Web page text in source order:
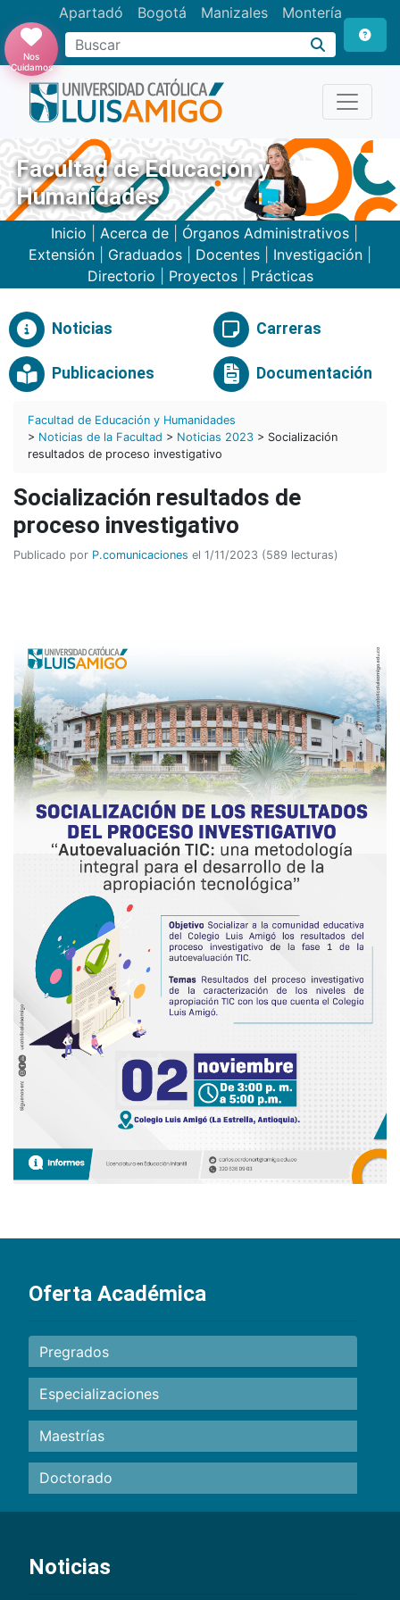
Apartadó Bogotá Manizales Montería
Buscar
Nos
Cuidamos
Facultad de Educación y
Humanidades
Inicio Acerca de Órganos Administrativos
Extensión
Graduados Docentes Investigación
Directorio
Proyectos| Prácticas
Noticias Carreras
Publicaciones Documentación
Facultad de Educación y Humanidades
> Noticias de la Facultad > Noticias 2023 > Socialización
resultados de proceso investigativo
Socialización resultados de
proceso investigativo
Publicado por P.comunicaciones el 1/11/2023 (589 lecturas)
Oferta Académica
Pregrados
Especializaciones
Maestrías
Doctorado
Noticias